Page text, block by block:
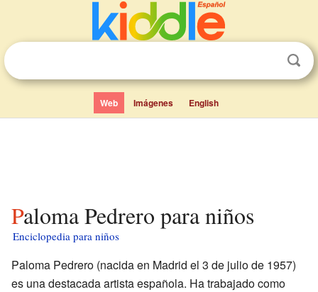
Web Imágenes English
Paloma Pedrero para niños
Enciclopedia para niños
Paloma Pedrero (nacida en Madrid el 3 de julio de 1957)
es una destacada artista española. Ha trabajado como